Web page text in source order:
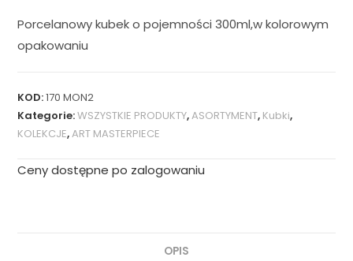
Porcelanowy kubek o pojemności 300ml,w kolorowym
opakowaniu
KOD:170 MON2
Kategorie:WSZYSTKIE PRODUKTY,ASORTYMENT, Kubki,
KOLEKCJE,ART MASTERPIECE
Ceny dostępne po zalogowaniu
OPIS